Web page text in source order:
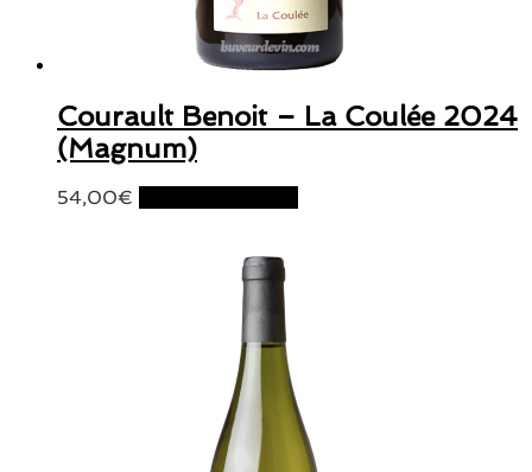
Courault Benoit – La Coulée 2024
(Magnum)
54,00€